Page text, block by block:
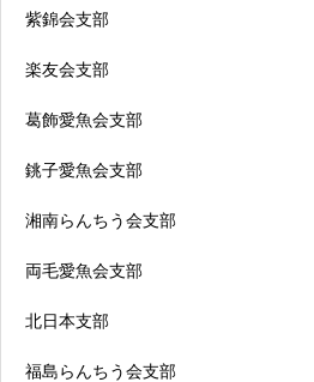
紫錦会支部
楽友会支部
葛飾愛魚会支部
銚子愛魚会支部
湘南らんちう会支部
両毛愛魚会支部
北日本支部
福島らんちう会支部